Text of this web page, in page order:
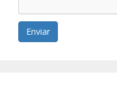
Enviar